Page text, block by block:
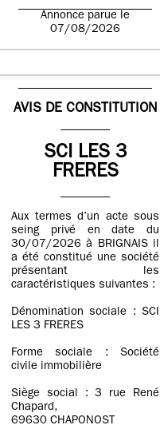
Annonce parue le
07/08/2026
AVIS DE CONSTITUTION
SCI LES 3
FRERES
Aux termes d’un acte sous
seing privé en date du
30/07/2026 à BRIGNAIS il
a été constitué une société
présentant les
caractéristiques suivantes :
Dénomination sociale : SCI
LES 3 FRERES
Forme sociale : Société
civile immobilière
Siège social : 3 rue René
Chapard,
69630 CHAPONOST